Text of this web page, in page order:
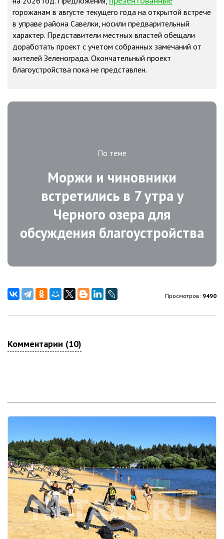
горожанам в августе текущего года на открытой встрече
в управе района Савелки, носили предварительный
характер. Представители местных властей обещали
доработать проект с учетом собранных замечаний от
жителей Зеленограда. Окончательный проект
благоустройства пока не представлен.
По теме
Моржи и чиновники
встретились в 7 утра у
Черного озера для
обсуждения благоустройства
Просмотров: 9490
Комментарии (10)